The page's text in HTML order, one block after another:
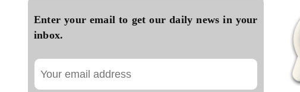
Enter your email to get our daily news in your
inbox.